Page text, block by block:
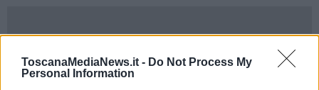
ToscanaMediaNews.it - Do Not Process My
Personal Information
SIENA —Sabato 16 giugno è la data ufficiale del Toscana Pride